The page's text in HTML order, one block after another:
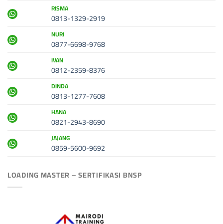
RISMA
0813-1329-2919
NURI
0877-6698-9768
IVAN
0812-2359-8376
DINDA
0813-1277-7608
HANA
0821-2943-8690
JAJANG
0859-5600-9692
LOADING MASTER – SERTIFIKASI BNSP